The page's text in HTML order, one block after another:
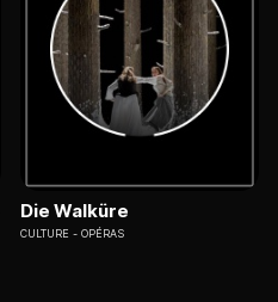
Die Walküre
CULTURE OPÉRAS